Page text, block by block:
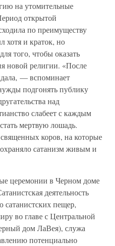
на утомительные
открытой
по преимуществу
хотя и краток, но
того, чтобы оказать
новой религии. «После
— вспоминает
подгонять публику
над
слабеет с каждым
мертвую лошадь.
коров, на которые
сатанизм живым и
церемонии в Черном доме
деятельность
сатанистских пещер,
во главе с Центральной
дом ЛаВея), служа
потенциально